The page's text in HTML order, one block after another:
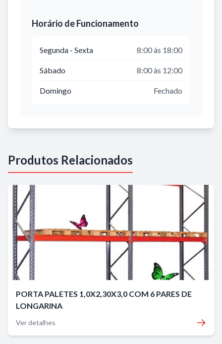
Horário de Funcionamento
Segunda - Sexta 8:00 às 18:00
Sábado 8:00 às 12:00
Domingo Fechado
Produtos Relacionados
PORTA PALETES 1,0X2,30X3,0 COM 6 PARES DE
LONGARINA
Ver detalhes